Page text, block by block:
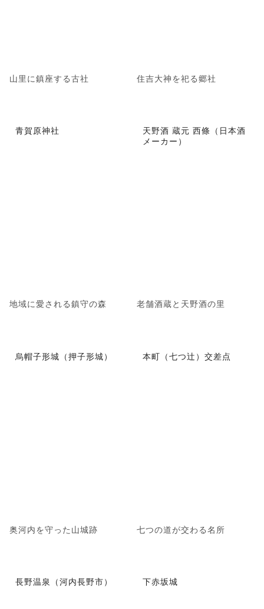
山里に鎮座する古社 住吉大神を祀る郷社
青賀原神社
地域に愛される鎮守の森
天野酒 蔵元 西條（日本酒
メーカー）
老舗酒蔵と天野酒の里
烏帽子形城（押子形城）
奥河内を守った山城跡
本町（七つ辻）交差点
七つの道が交わる名所
長野温泉（河内長野市） 下赤坂城